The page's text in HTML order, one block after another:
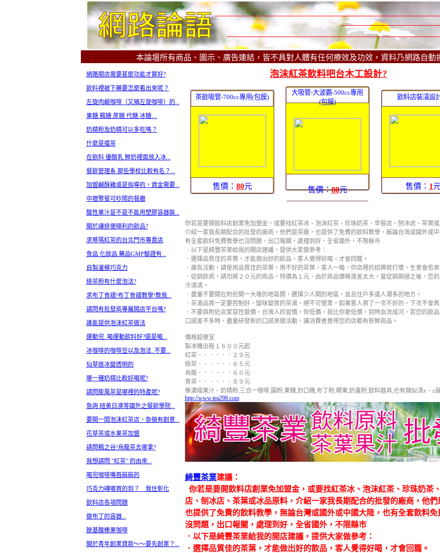
本論壇所有商品、圖示、廣告連結，皆不具對人體有任何療效及功效，資料乃網路自動
網路開店需要甚麼功能才算好?
飲料裡被下藥要怎麼看出來呢？
左旋肉鹼咖啡（又稱左旋咖啡）的...
果糖.楓糖.蔗糖.代糖.冰糖....
奶精粉及奶精可以多吃嗎？
什麼是擂茶
在飲料.優酪乳.鮮奶裡面放入冰...
餐飲管理系 那些學校比較有名？...
加盟鹹酥雞或是指導的，資金需要...
中壢聚餐可吵鬧的餐廳
酸性果汁是不是不能用塑膠容器裝...
關於讓排便順利的飲品?
求蒂瑪紅茶的台北門市專賣店
食品.化妝品.藥品GMP驗證有...
自製灌模巧克力
綠茶粉有什麼泡法?
求布丁食譜!布丁食譜教學!教我...
請問有批發商專屬開店平台嗎?
誰能提供泡沫紅茶做法
運動完..喝運動飲料好?還是喝...
冰咖啡的咖啡豆以及泡法..不要...
仙草退冰變透明的
哪一種奶精比較好喝呢?
請問膨風茶是哪裡的特產呢?
急詢 紐美日澳等國外之餐飲學院...
要開一間泡沫紅茶店，急徵有創意...
花草茶或水果茶加盟
請問楓之谷!烏龍茶去哪拿?
我想請問 ”紅茶 ” 的由來...
喝完咖啡嘴唇麻麻的
巧克力磚哪買的到？ 我住彰化
飲料店各項問題
做布丁的容器...
胺基酸榛果咖啡
關於青年創業貸款～～要先創業？...
泡沫紅茶飲料吧台木工設計?
茶飲吸管-700cc專用(包膜)
售價： 80元
大吸管-大波霸-500cc專用
(包膜)
售價：80元
飲料店裝潢設
售價： 1
你若是要開飲料店創業免加盟金，或要找紅茶冰、泡沫紅茶、珍珠奶茶、早餐店、刨冰店、茶葉或
介紹一家我長期配合的批發的廠商，他們是茶廠，也提供了免費的飲料教學，無論台灣或國外或
有全套飲料免費教學也沒問題，出口報關，處理到好，全省國外，不限縣市
．以下是綺豐茶業給我的開店建議，提供大家做參考：
．選擇品質佳的茶葉，才能做出好的飲品，客人覺得好喝，才會回籠。
．廣告活動，請使用品質佳的茶葉，用不好的茶葉，客人一喝，你店裡的招牌就打壞，生意會愈來
．促銷飲商，請勿將２０元的商品，特價為１元，由於商品價格落差太大，當促銷期過之後，您
冷清清。
．盡量不要開在附近開一大堆的地區開，選擇少人開的地區，並且住戶多或人潮多的地方。
．茶湯品質一定要控制好，變味變質的茶湯，絕不可營業，如果客人買了一次不好的，下次不會再
．不要與附近店家惡性競價，台灣人的習慣，你低價，我比你更低價，到時血流成河，若您的飲
口感差不多時，盡量研發新的口感來做活動，讓消費者覺得您的店都有新鮮商品。
價格超便宜
製冰機出租１６００元起
紅茶．．．．．．２９元
綠茶．．．．．．６５元
烏龍．．．．．．６０元
青茶．．．．．．８９元
像濃縮果汁、奶精粉,三合一咖啡,圓粉,果糖,封口機,布丁粉,椰果,奶蓋粉,飲料器具,也有類似清x、x
http://www.tea298.com
綺豐茶業建議：
你若是要開飲料店創業免加盟金，或要找紅茶冰、泡沫紅茶、珍珠奶茶
店、刨冰店、茶葉或冰品原料，介紹一家我長期配合的批發的廠商，他們
也提供了免費的飲料教學，無論台灣或國外或中國大陸，也有全套飲料免
沒問題，出口報關，處理到好，全省國外，不限縣市
．以下是綺豐茶業給我的開店建議，提供大家做參考：
．選擇品質佳的茶葉，才能做出好的飲品，客人覺得好喝，才會回籠。